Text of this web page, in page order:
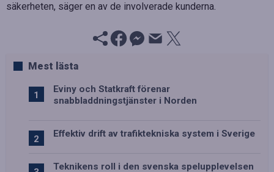
säkerheten, säger en av de involverade kunderna.
Mest lästa
Eviny och Statkraft förenar
snabbladdningstjänster i Norden
Effektiv drift av trafiktekniska system i Sverige
Teknikens roll i den svenska spelupplevelsen